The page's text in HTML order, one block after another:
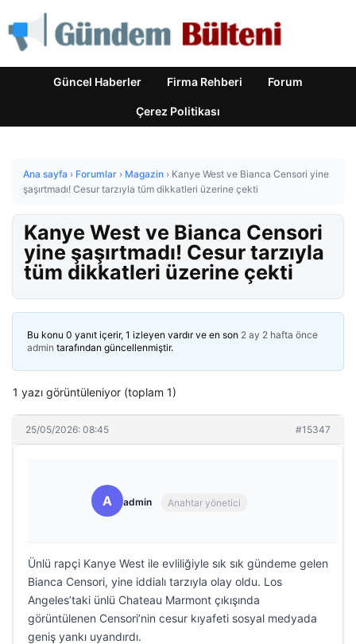
Güncel Haberler Firma Rehberi Forum
Çerez Politikası
Ana sayfa › Forumlar › Magazin › Kanye West ve Bianca Censori yine
şaşırtmadı! Cesur tarzıyla tüm dikkatleri üzerine çekti
Kanye West ve Bianca Censori
yine şaşırtmadı! Cesur tarzıyla
tüm dikkatleri üzerine çekti
Bu konu 0 yanıt içerir, 1 izleyen vardır ve en son 2 ay 2 hafta önce
admin tarafından güncellenmiştir.
1 yazı görüntüleniyor (toplam 1)
25/05/2026: 08:45 #15347
A admin Anahtar yönetici
Ünlü rapçi Kanye West ile evliliğiyle sık sık gündeme gelen
Bianca Censori, yine iddialı tarzıyla olay oldu. Los
Angeles’taki ünlü Chateau Marmont çıkışında
görüntülenen Censori’nin cesur kıyafeti sosyal medyada
geniş yankı uyandırdı.